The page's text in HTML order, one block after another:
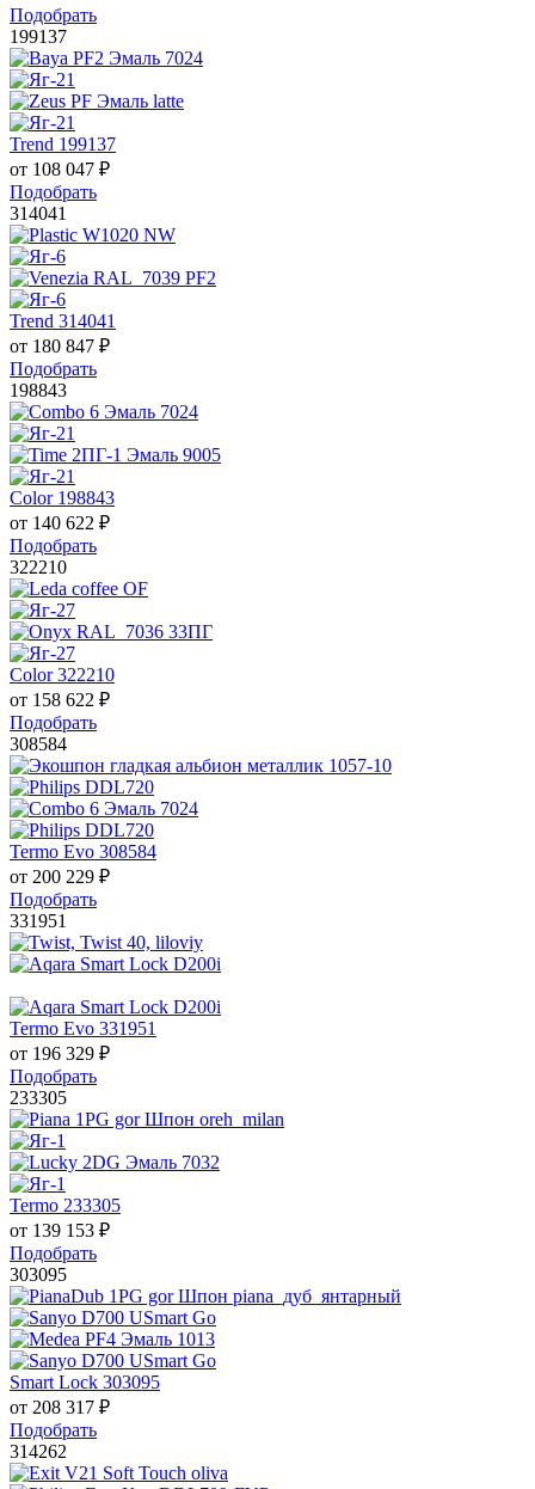
Подобрать
199137
Trend 199137
от 108 047 ₽
Подобрать
314041
Trend 314041
от 180 847 ₽
Подобрать
198843
Color 198843
от 140 622 ₽
Подобрать
322210
Color 322210
от 158 622 ₽
Подобрать
308584
Termo Evo 308584
от 200 229 ₽
Подобрать
331951
Termo Evo 331951
от 196 329 ₽
Подобрать
233305
Termo 233305
от 139 153 ₽
Подобрать
303095
Smart Lock 303095
от 208 317 ₽
Подобрать
314262